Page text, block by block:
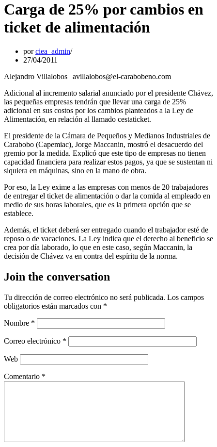
Carga de 25% por cambios en
ticket de alimentación
porciea_admin
27/04/2011
Alejandro Villalobos | avillalobos@el-carabobeno.com
Adicional al incremento salarial anunciado por el presidente Chávez,
las pequeñas empresas tendrán que llevar una carga de 25%
adicional en sus costos por los cambios planteados a la Ley de
Alimentación, en relación al llamado cestaticket.
El presidente de la Cámara de Pequeños y Medianos Industriales de
Carabobo (Capemiac), Jorge Maccanin, mostró el desacuerdo del
gremio por la medida. Explicó que este tipo de empresas no tienen
capacidad financiera para realizar estos pagos, ya que se sustentan ni
siquiera en máquinas, sino en la mano de obra.
Por eso, la Ley exime a las empresas con menos de 20 trabajadores
de entregar el ticket de alimentación o dar la comida al empleado en
medio de sus horas laborales, que es la primera opción que se
establece.
Además, el ticket deberá ser entregado cuando el trabajador esté de
reposo o de vacaciones. La Ley indica que el derecho al beneficio se
crea por día laborado, lo que en este caso, según Maccanin, la
decisión de Chávez va en contra del espíritu de la norma.
Join the conversation
Tu dirección de correo electrónico no será publicada. Los campos
obligatorios están marcados con *
Nombre *
Correo electrónico *
Web
Comentario *